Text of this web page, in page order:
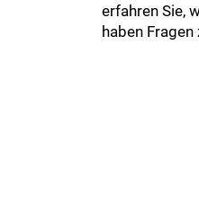
erfahren Sie,
haben